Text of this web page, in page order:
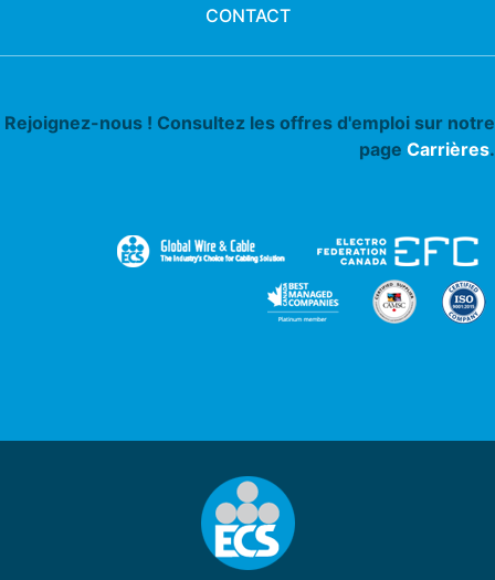
CONTACT
Rejoignez-nous ! Consultez les offres d'emploi sur notre
page Carrières.